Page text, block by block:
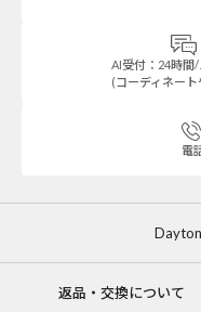
AI受付：24時間
(コーディネー
電
返品・交換について